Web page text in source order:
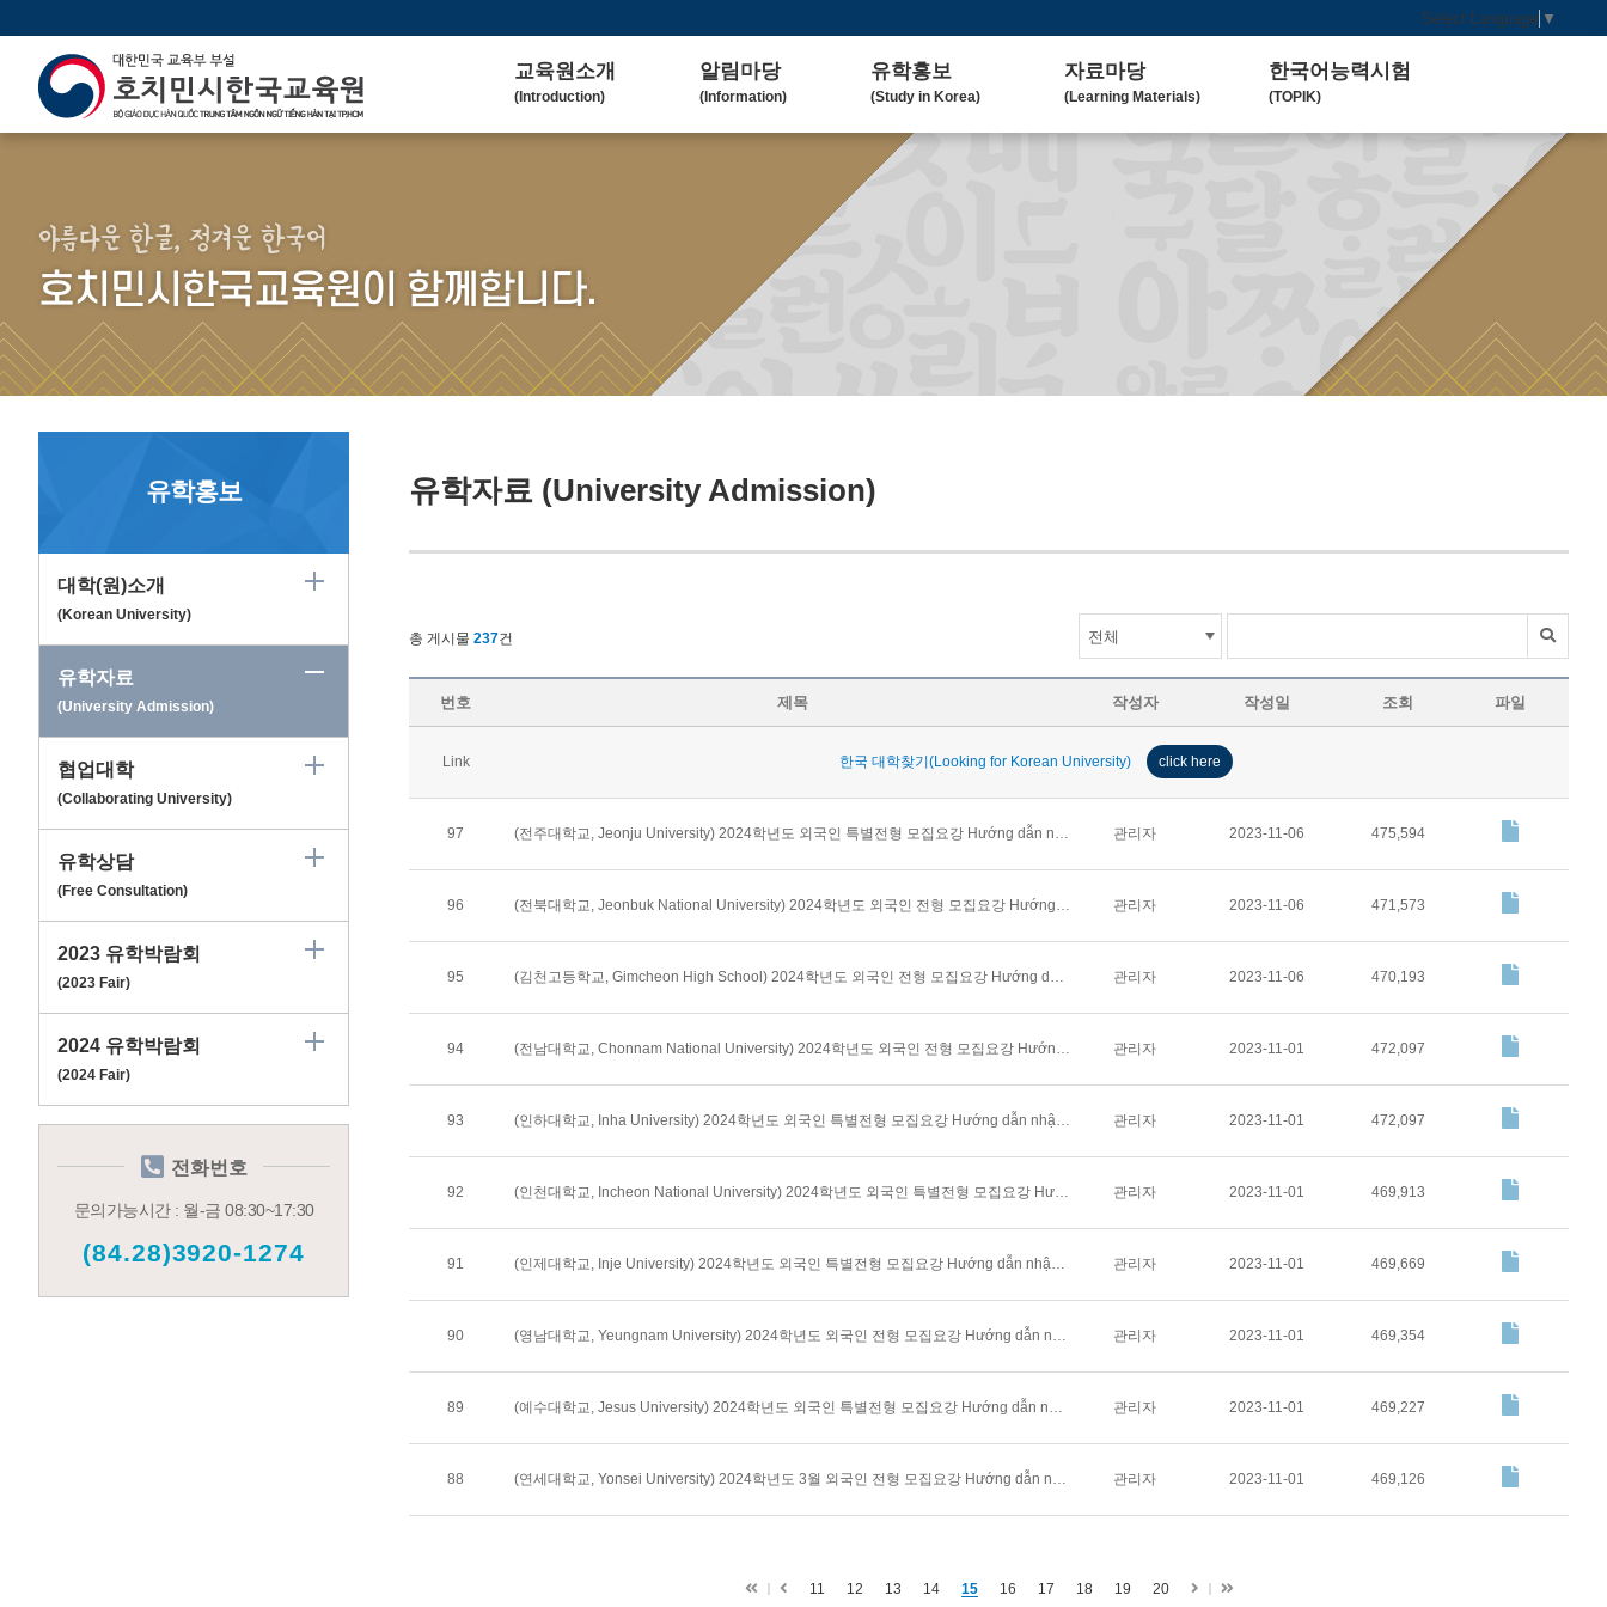
Select Language ▼
교육원소개
(Introduction)
(Main Duty)
(Korean Education)
연락처/위치
(Contact / Address)
알림마당
(Information)
언론보도
(Media Coverage)
유학홍보
(Study in Korea)
대학(원)소개
(Korean University)
(2023 Fair)
자료마당
(Learning Materials)
한국 교육 자료
한국어능력시험
(TOPIK)
토픽(TOPIK) 안내
아름다운 한글, 정겨운 한국어
호치민시한국교육원이 함께합니다.
유학홍보
대학(원)소개
(Korean University)
유학자료
(University Admission)
협업대학
(Collaborating University)
유학상담
(Free Consultation)
2023 유학박람회
(2023 Fair)
2024 유학박람회
(2024 Fair)
전화번호
문의가능시간 : 월-금 08:30~17:30
(84.28)3920-1274
유학자료 (University Admission)
총 게시물 237건
번호 제목 작성자 작성일 조회 파일
Link 한국 대학찾기(Looking for Korean University) click here
97 (전주대학교, Jeonju University) 2024학년도 외국인 특별전형 모집요강 Hướng dẫn nhập học dành cho người nước ngoài trường Đại học Jeonju 관리자 2023-11-06 475,594
96 (전북대학교, Jeonbuk National University) 2024학년도 외국인 전형 모집요강 Hướng dẫn nhập học dành cho người nước ngoài trường Đại học Quốc Gia Jeonbuk 관리자 2023-11-06 471,573
95 (김천고등학교, Gimcheon High School) 2024학년도 외국인 전형 모집요강 Hướng dẫn nhập học dành cho người nước ngoài trường THPT Gimcheon 관리자 2023-11-06 470,193
94 (전남대학교, Chonnam National University) 2024학년도 외국인 전형 모집요강 Hướng dẫn nhập học dành cho người nước ngoài trường Đại học Quốc Gia Chonnam 관리자 2023-11-01 472,097
93 (인하대학교, Inha University) 2024학년도 외국인 특별전형 모집요강 Hướng dẫn nhập học dành cho người nước ngoài trường Đại học Inha 관리자 2023-11-01 472,097
92 (인천대학교, Incheon National University) 2024학년도 외국인 특별전형 모집요강 Hướng dẫn nhập học dành cho người nước ngoài trường Đại học Quốc gia Incheon 관리자 2023-11-01 469,913
91 (인제대학교, Inje University) 2024학년도 외국인 특별전형 모집요강 Hướng dẫn nhập học dành cho người nước ngoài trường Đại học Inje 관리자 2023-11-01 469,669
90 (영남대학교, Yeungnam University) 2024학년도 외국인 전형 모집요강 Hướng dẫn nhập học dành cho người nước ngoài trường Đại học Yeungnam 관리자 2023-11-01 469,354
89 (예수대학교, Jesus University) 2024학년도 외국인 특별전형 모집요강 Hướng dẫn nhập học dành cho người nước ngoài trường Đại học Jesus 관리자 2023-11-01 469,227
88 (연세대학교, Yonsei University) 2024학년도 3월 외국인 전형 모집요강 Hướng dẫn nhập học kỳ tháng 3 dành cho người nước ngoài trường Đại học Yonsei 관리자 2023-11-01 469,126
첫
이
11 12 13 14 15 16 17 18 19 20
다
마